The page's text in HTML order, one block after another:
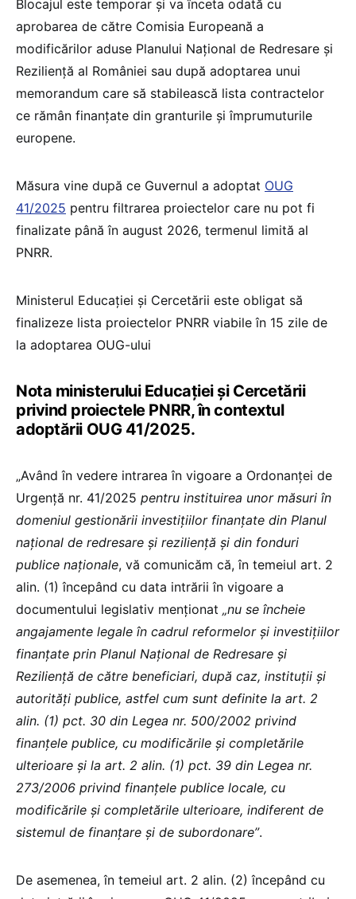
Blocajul este temporar și va înceta odată cu
aprobarea de către Comisia Europeană a
modificărilor aduse Planului Național de Redresare și
Reziliență al României sau după adoptarea unui
memorandum care să stabilească lista contractelor
ce rămân finanțate din granturile și împrumuturile
europene.
Măsura vine după ce Guvernul a adoptat OUG
41/2025 pentru filtrarea proiectelor care nu pot fi
finalizate până în august 2026, termenul limită al
PNRR.
Ministerul Educației și Cercetării este obligat să
finalizeze lista proiectelor PNRR viabile în 15 zile de
la adoptarea OUG-ului
Nota ministerului Educației și Cercetării
privind proiectele PNRR, în contextul
adoptării OUG 41/2025.
„Având în vedere intrarea în vigoare a Ordonanței de
Urgență nr. 41/2025 pentru instituirea unor măsuri în
domeniul gestionării investițiilor finanțate din Planul
național de redresare și reziliență și din fonduri
publice naționale, vă comunicăm că, în temeiul art. 2
alin. (1) începând cu data intrării în vigoare a
documentului legislativ menționat „nu se încheie
angajamente legale în cadrul reformelor și investițiilor
finanțate prin Planul Național de Redresare și
Reziliență de către beneficiari, după caz, instituții și
autorități publice, astfel cum sunt definite la art. 2
alin. (1) pct. 30 din Legea nr. 500/2002 privind
finanțele publice, cu modificările și completările
ulterioare și la art. 2 alin. (1) pct. 39 din Legea nr.
273/2006 privind finanțele publice locale, cu
modificările și completările ulterioare, indiferent de
sistemul de finanțare și de subordonare”.
De asemenea, în temeiul art. 2 alin. (2) începând cu